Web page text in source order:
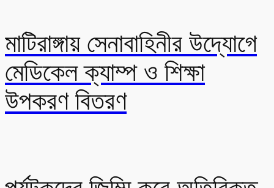
মাটিরাঙ্গায় সেনাবাহিনীর উদ্যোগে
মেডিকেল ক্যাম্প ও শিক্ষা
উপকরণ বিতরণ